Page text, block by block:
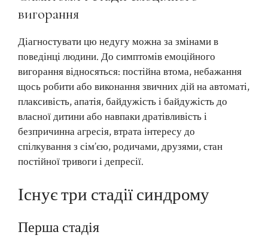
вигорання
Діагностувати цю недугу можна за змінами в
поведінці людини. До симптомів емоційного
вигорання відносяться: постійна втома, небажання
щось робити або виконання звичних дій на автоматі,
плаксивість, апатія, байдужість і байдужість до
власної дитини або навпаки дратівливість і
безпричинна агресія, втрата інтересу до
спілкування з сім’єю, родичами, друзями, стан
постійної тривоги і депресії.
Існує три стадії синдрому
Перша стадія